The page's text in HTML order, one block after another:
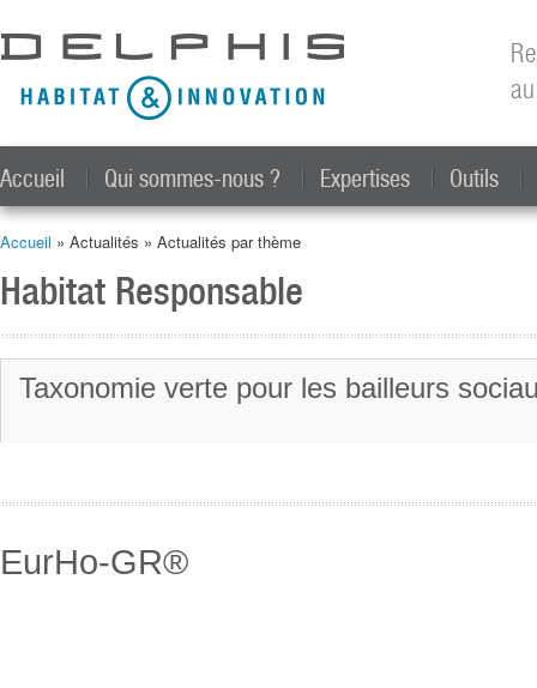
Accueil Qui sommes-nous ? Expertises Outils
Accueil » Actualités » Actualités par thème
Habitat Responsable
Taxonomie verte pour les bailleurs
EurHo-GR®